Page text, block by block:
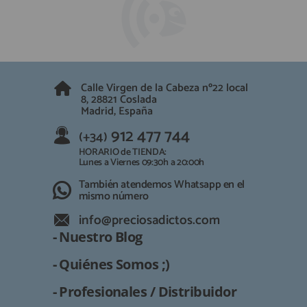
(+34) 912 477 744
HORARIO de TIENDA:
Lunes a Viernes 09:30h a 20:00h
También atendemos Whatsapp
info@preciosadictos.com
Calle Virgen de la Cabeza nº22 local
8, 28821 Coslada
Madrid, España
(+34) 912 477 744
HORARIO de TIENDA:
Lunes a Viernes 09:30h a 20:00h
También atendemos Whatsapp en el
mismo número
info@preciosadictos.com
- Nuestro Blog
- Quiénes Somos ;)
- Profesionales / Distribuidor